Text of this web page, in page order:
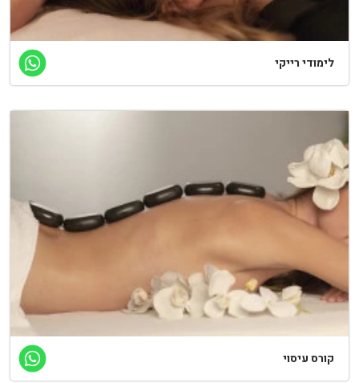
לימודי רייקי
קורס עיסוי